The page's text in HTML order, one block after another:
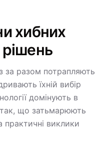
хибних
рішень
за разом потрапляють
їхній вибір
домінують в
так, що затьмарюють
практичні виклики